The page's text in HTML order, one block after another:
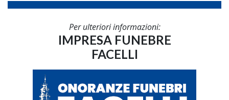
Per ulteriori informazioni:
IMPRESA FUNEBRE
FACELLI